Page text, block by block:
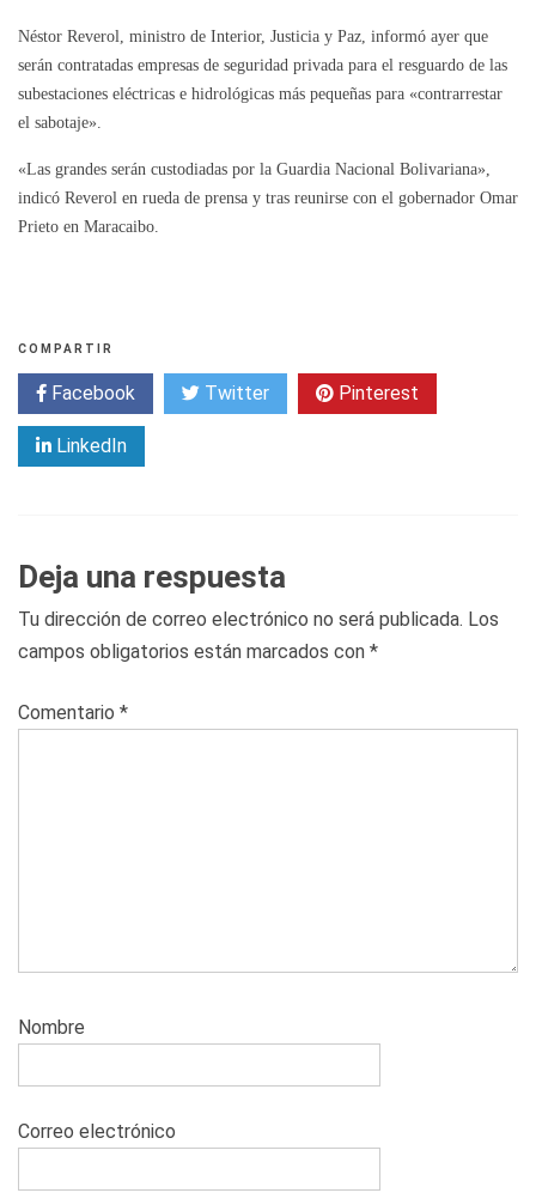
Néstor Reverol, ministro de Interior, Justicia y Paz, informó ayer que
serán contratadas empresas de seguridad privada para el resguardo de las
subestaciones eléctricas e hidrológicas más pequeñas para «contrarrestar
el sabotaje».
«Las grandes serán custodiadas por la Guardia Nacional Bolivariana»,
indicó Reverol en rueda de prensa y tras reunirse con el gobernador Omar
Prieto en Maracaibo.
COMPARTIR
Facebook Twitter Pinterest
LinkedIn
Deja una respuesta
Tu dirección de correo electrónico no será publicada. Los
campos obligatorios están marcados con *
Comentario *
Nombre
Correo electrónico